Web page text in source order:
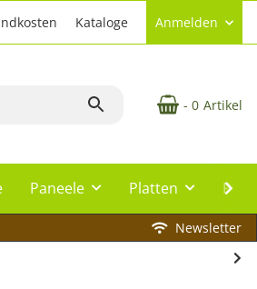
Kataloge Anmelden
- 0 Artikel
Paneele Platten
Newsletter